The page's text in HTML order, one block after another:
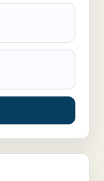
i Upplands